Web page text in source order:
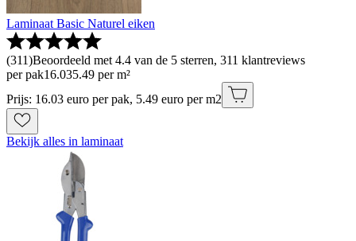
Laminaat Basic Naturel eiken
(311)Beoordeeld met 4.4 van de 5 sterren, 311 klantreviews
per pak16.035.49 per m²
Prijs: 16.03 euro per pak, 5.49 euro per m2
Bekijk alles in laminaat